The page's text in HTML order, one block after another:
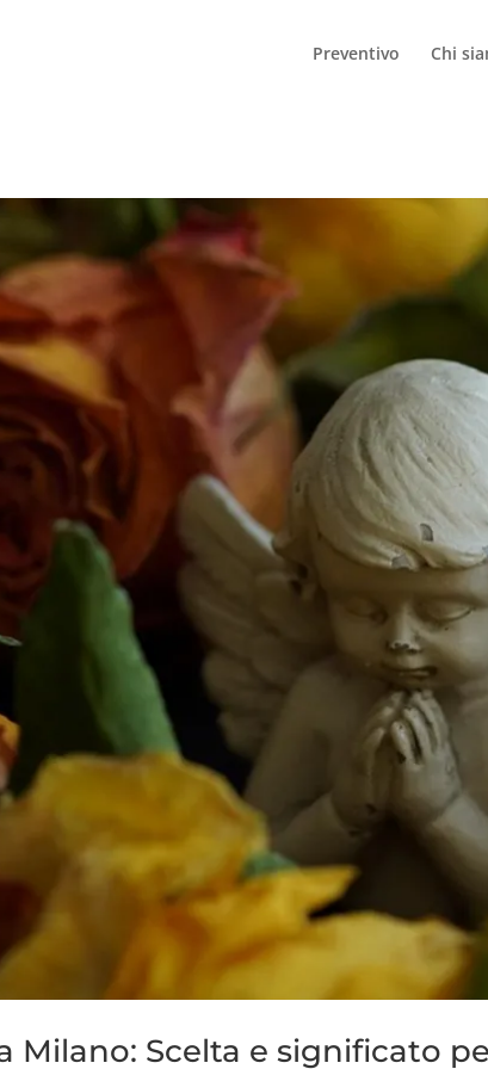
Preventivo Chi
Milano: Scelta e significato